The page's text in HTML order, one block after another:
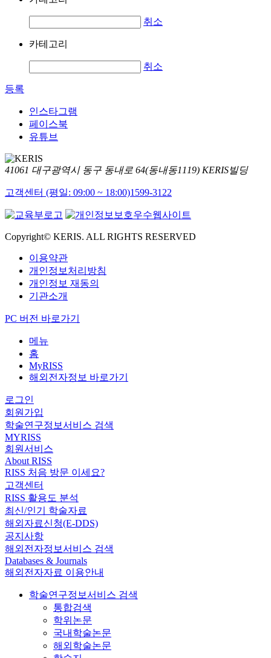
취소
카테고리
취소
등록
인스타그램
페이스북
유튜브
41061 대구광역시 동구 동내로 64(동내동1119) KERIS빌딩
고객센터 (평일: 09:00 ~ 18:00)1599-3122
Copyright© KERIS. ALL RIGHTS RESERVED
이용약관
개인정보처리방침
개인정보 재동의
기관소개
PC 버전 바로가기
메뉴
홈
MyRISS
해외전자정보 바로가기
로그인
회원가입
학술연구정보서비스 검색
MYRISS
회원서비스
About RISS
RISS 처음 방문 이세요?
고객센터
RISS 활용도 분석
최신/인기 학술자료
해외자료신청(E-DDS)
공지사항
해외전자정보서비스 검색
Databases & Journals
해외전자자료 이용안내
학술연구정보서비스 검색
통합검색
학위논문
국내학술논문
해외학술논문